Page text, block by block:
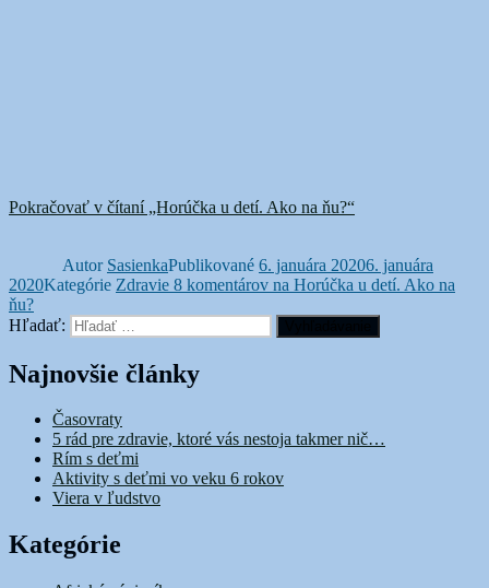
Pokračovať v čítaní„Horúčka u detí. Ako na ňu?“
Autor SasienkaPublikované 6. januára 20206. januára
2020Kategórie Zdravie 8 komentárov na Horúčka u detí. Ako na
ňu?
Hľadať:
Najnovšie články
Časovraty
5 rád pre zdravie, ktoré vás nestoja takmer nič…
Rím s deťmi
Aktivity s deťmi vo veku 6 rokov
Viera v ľudstvo
Kategórie